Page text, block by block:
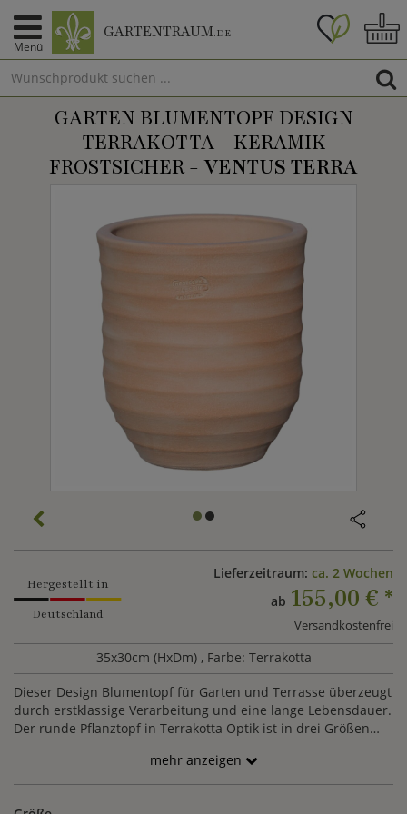
Menü
GARTENTRAUM.DE
GARTEN BLUMENTOPF DESIGN
TERRAKOTTA - KERAMIK
FROSTSICHER - VENTUS TERRA
Hergestellt in
Deutschland
Lieferzeitraum: ca. 2 Wochen
ab 155,00 € *
Versandkostenfrei
35x30cm (HxDm) , Farbe: Terrakotta
Dieser Design Blumentopf für Garten und Terrasse überzeugt
durch erstklassige Verarbeitung und eine lange Lebensdauer.
Der runde Pflanztopf in Terrakotta Optik ist in drei Größen
hochwertiges heimisches Steinzeug kombiniert mit
traditioneller Handarbeit aus Deutschland: Diese modernen
mehr anzeigen